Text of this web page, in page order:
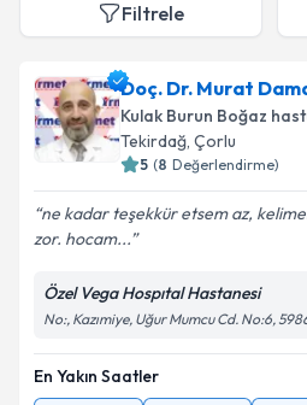
Filtrele
Doç. Dr. Murat
Kulak Burun Boğaz
Tekirdağ, Çorlu
5 (8 Değerlendirme)
ne kadar teşekkür etsem az,
zor. hocam...
Özel Vega Hospıtal Hastanesi
No:, Kazımiye, Uğur Mumcu Cd. No:6,
En Yakın Saatler